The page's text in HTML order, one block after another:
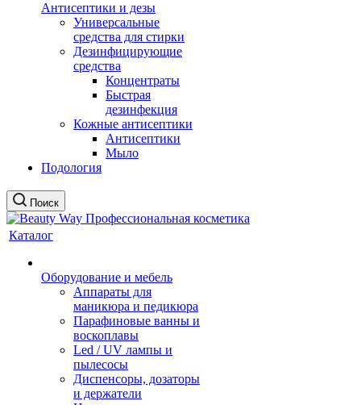
Антисептики и дезы
Универсальные
средства для стирки
Дезинфицирующие
средства
Концентраты
Быстрая
дезинфекция
Кожные антисептики
Антисептики
Мыло
Подология
Поиск
Каталог
Оборудование и мебель
Аппараты для
маникюра и педикюра
Парафиновые ванны и
воскоплавы
Led / UV лампы и
пылесосы
Диспенсоры, дозаторы
и держатели